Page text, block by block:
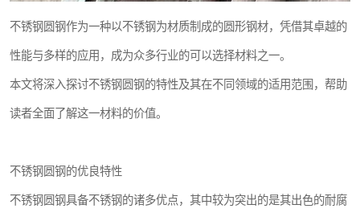
不锈钢圆钢作为一种以不锈钢为材质制成的圆形钢材，凭借其卓越的
性能与多样的应用，成为众多行业的可以选择材料之一。
本文将深入探讨不锈钢圆钢的特性及其在不同领域的适用范围，帮助
读者全面了解这一材料的价值。
不锈钢圆钢的优良特性
不锈钢圆钢具备不锈钢的诸多优点，其中较为突出的是其出色的耐腐